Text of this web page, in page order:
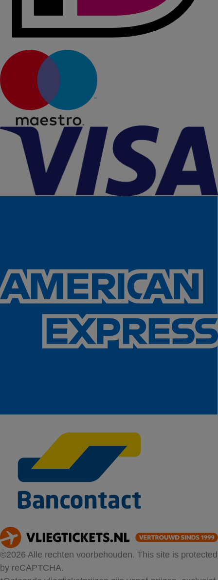
©2026 Alle rechten voorbehouden. This site is protected
by reCAPTCHA.